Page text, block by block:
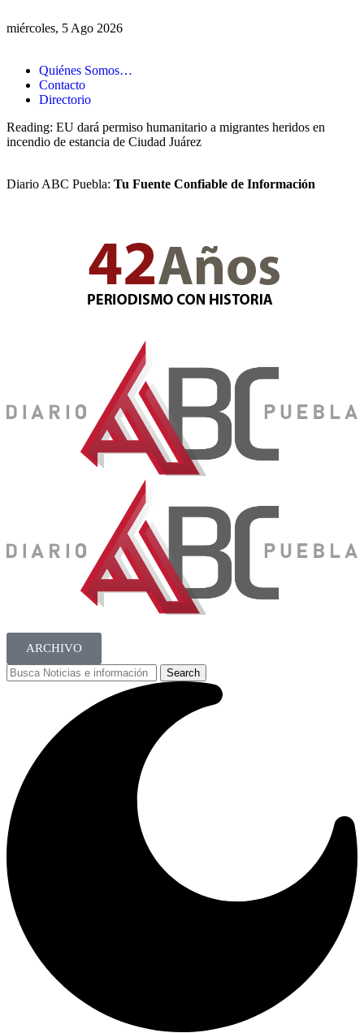
miércoles, 5 Ago 2026
Quiénes Somos…
Contacto
Directorio
Reading: EU dará permiso humanitario a migrantes heridos en
incendio de estancia de Ciudad Juárez
Diario ABC Puebla: Tu Fuente Confiable de Información
ARCHIVO